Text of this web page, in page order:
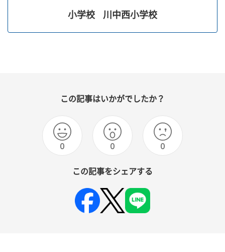
小学校 川中西小学校
この記事はいかがでしたか？
0 0 0
この記事をシェアする